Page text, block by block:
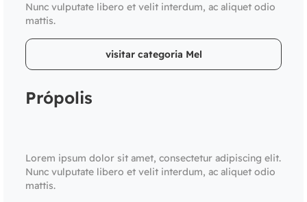
Nunc vulputate libero et velit interdum, ac aliquet odio
mattis.
visitar categoria Mel
Própolis
Lorem ipsum dolor sit amet, consectetur adipiscing elit.
Nunc vulputate libero et velit interdum, ac aliquet odio
mattis.